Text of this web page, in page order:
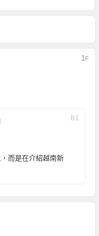
1F
B1
而是在介紹越南新